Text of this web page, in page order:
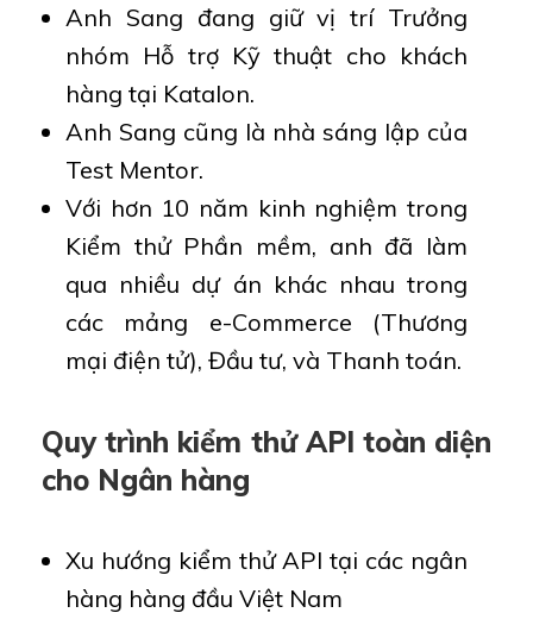
Anh Sang đang giữ vị trí Trưởng
nhóm Hỗ trợ Kỹ thuật cho khách
hàng tại Katalon.
Anh Sang cũng là nhà sáng lập của
Test Mentor.
Với hơn 10 năm kinh nghiệm trong
Kiểm thử Phần mềm, anh đã làm
qua nhiều dự án khác nhau trong
các mảng e-Commerce (Thương
mại điện tử), Đầu tư, và Thanh toán.
Quy trình kiểm thử API toàn diện
cho Ngân hàng
Xu hướng kiểm thử API tại các ngân
hàng hàng đầu Việt Nam